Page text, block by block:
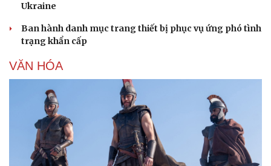
Sức khỏe
Cây thuốc
Sản phụ khoa
Nhi khoa
Nam khoa
Làm đẹp - giảm cân
Phòng mạch online
Ăn sạch sống khỏe
Tình yêu - Gia đình
Ukraine
Ban hành danh mục trang thiết bị phục vụ ứng phó tình
trạng khẩn cấp
VĂN HÓA